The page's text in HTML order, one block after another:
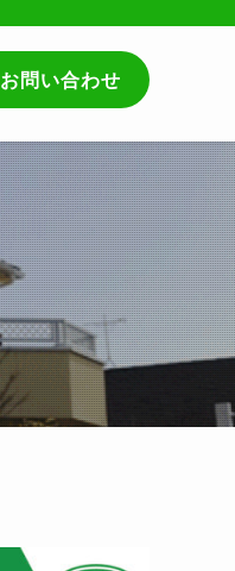
お問い合わせ